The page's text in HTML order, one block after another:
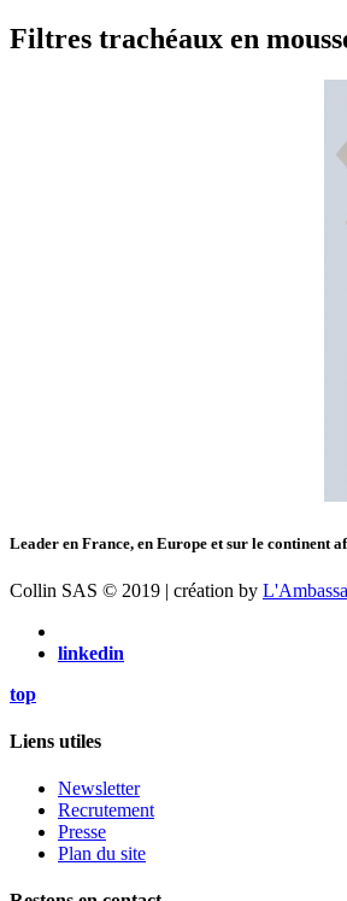
Filtres trachéaux en
Leader en France, en Europe et sur le continent
Collin SAS © 2019 | création by
linkedin
top
Liens utiles
Newsletter
Recrutement
Presse
Plan du site